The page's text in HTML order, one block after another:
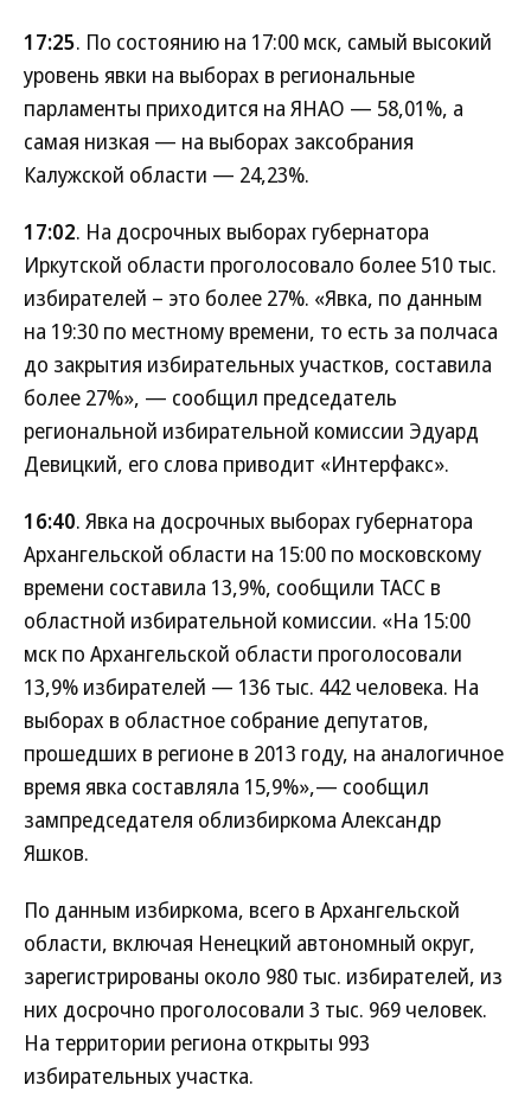
17:25. По состоянию на 17:00 мск, самый высокий
уровень явки на выборах в региональные
парламенты приходится на ЯНАО — 58,01%, а
самая низкая — на выборах заксобрания
Калужской области — 24,23%.
17:02. На досрочных выборах губернатора
Иркутской области проголосовало более 510 тыс.
избирателей – это более 27%. «Явка, по данным
на 19:30 по местному времени, то есть за полчаса
до закрытия избирательных участков, составила
более 27%», — сообщил председатель
региональной избирательной комиссии Эдуард
Девицкий, его слова приводит «Интерфакс».
16:40. Явка на досрочных выборах губернатора
Архангельской области на 15:00 по московскому
времени составила 13,9%, сообщили ТАСС в
областной избирательной комиссии. «На 15:00
мск по Архангельской области проголосовали
13,9% избирателей — 136 тыс. 442 человека. На
выборах в областное собрание депутатов,
прошедших в регионе в 2013 году, на аналогичное
время явка составляла 15,9%»,— сообщил
зампредседателя облизбиркома Александр
Яшков.
По данным избиркома, всего в Архангельской
области, включая Ненецкий автономный округ,
зарегистрированы около 980 тыс. избирателей, из
них досрочно проголосовали 3 тыс. 969 человек.
На территории региона открыты 993
избирательных участка.